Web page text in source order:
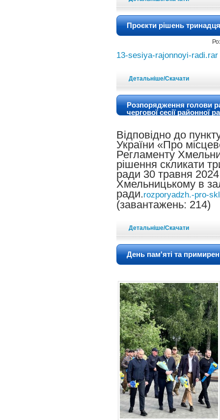
Проєкти рішень
13-sesiya-rajonnoyi-radi.rar
Детальніше/Скачати
Розпорядження голови
чергової сесії районної
Відповідно до
України «Про
Регламенту
рішення скликати
ради 30 травня
Хмельницькому в
ради.rozporyadzh.-pro-
(завантажень: 214)
Детальніше/Скачати
День пам'яті та